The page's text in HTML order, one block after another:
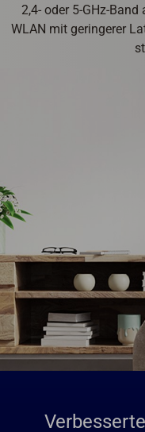
2,4- oder 5-GHz-
WLAN mit geringerer